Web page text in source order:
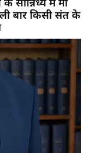
बार किसी संत के